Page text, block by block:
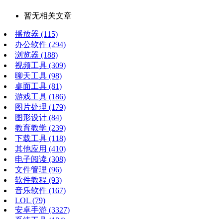
暂无相关文章
播放器 (115)
办公软件 (294)
浏览器 (188)
视频工具 (309)
聊天工具 (98)
桌面工具 (81)
游戏工具 (186)
图片处理 (179)
图形设计 (84)
教育教学 (239)
下载工具 (118)
其他应用 (410)
电子阅读 (308)
文件管理 (96)
软件教程 (93)
音乐软件 (167)
LOL (79)
安卓手游 (3327)